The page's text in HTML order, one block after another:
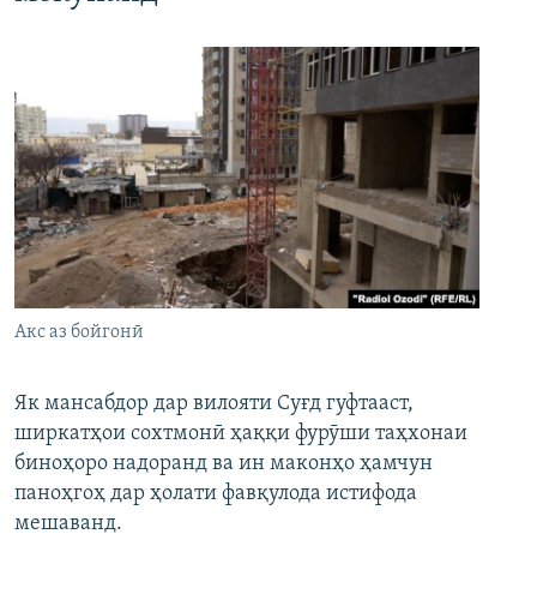
Акс аз бойгонӣ
Як мансабдор дар вилояти Суғд гуфтааст,
ширкатҳои сохтмонӣ ҳаққи фурӯши таҳхонаи
биноҳоро надоранд ва ин маконҳо ҳамчун
паноҳгоҳ дар ҳолати фавқулода истифода
мешаванд.